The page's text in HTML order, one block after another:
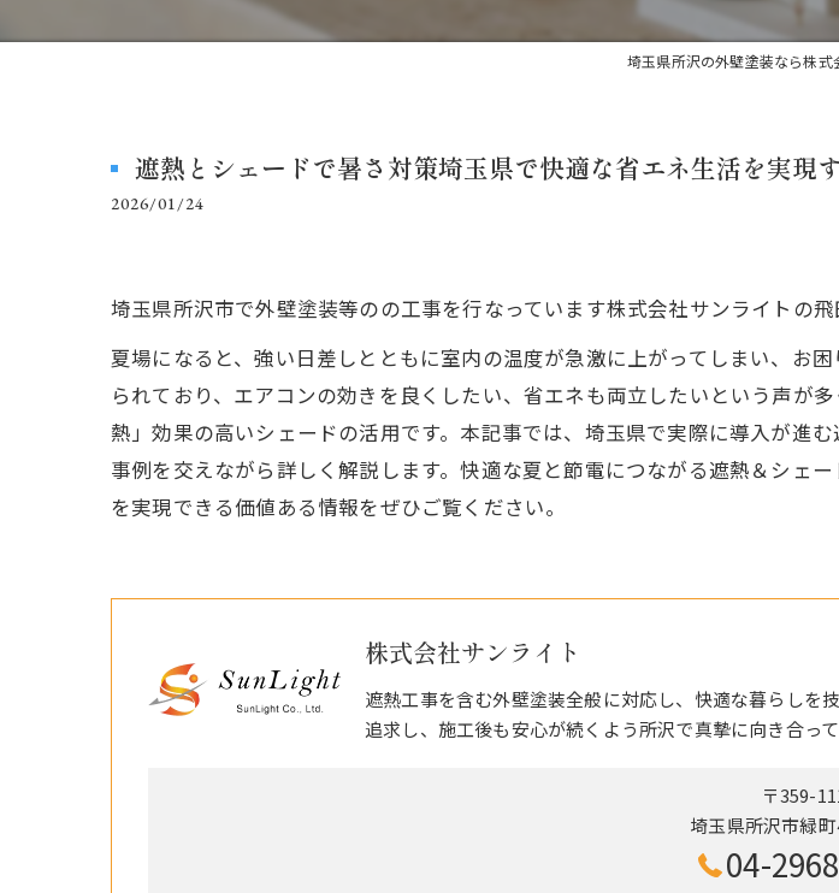
埼玉県所沢の外壁塗装なら株式
遮熱とシェードで暑さ対策埼玉県で快適な省エネ生活を実現
2026/01/24
埼玉県所沢市で外壁塗装等のの工事を行なっています株式会社サンライトの飛
夏場になると、強い日差しとともに室内の温度が急激に上がってしまい、お
られており、エアコンの効きを良くしたい、省エネも両立したいという声が
熱」効果の高いシェードの活用です。本記事では、埼玉県で実際に導入が進
事例を交えながら詳しく解説します。快適な夏と節電につながる遮熱＆シェ
を実現できる価値ある情報をぜひご覧ください。
株式会社サンライト
遮熱工事を含む外壁塗装全般に対応し、快適な暮らしを
追求し、施工後も安心が続くよう所沢で真摯に向き合って
〒359-
埼玉県所沢市緑
04-